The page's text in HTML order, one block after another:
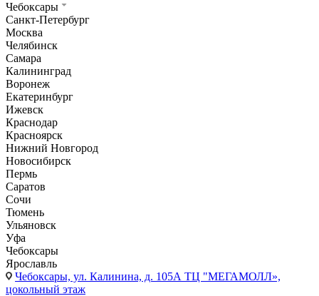
Чебоксары
Санкт-Петербург
Москва
Челябинск
Самара
Калининград
Воронеж
Екатеринбург
Ижевск
Краснодар
Красноярск
Нижний Новгород
Новосибирск
Пермь
Саратов
Сочи
Тюмень
Ульяновск
Уфа
Чебоксары
Ярославль
Чебоксары, ул. Калинина, д. 105А ТЦ "МЕГАМОЛЛ»,
цокольный этаж